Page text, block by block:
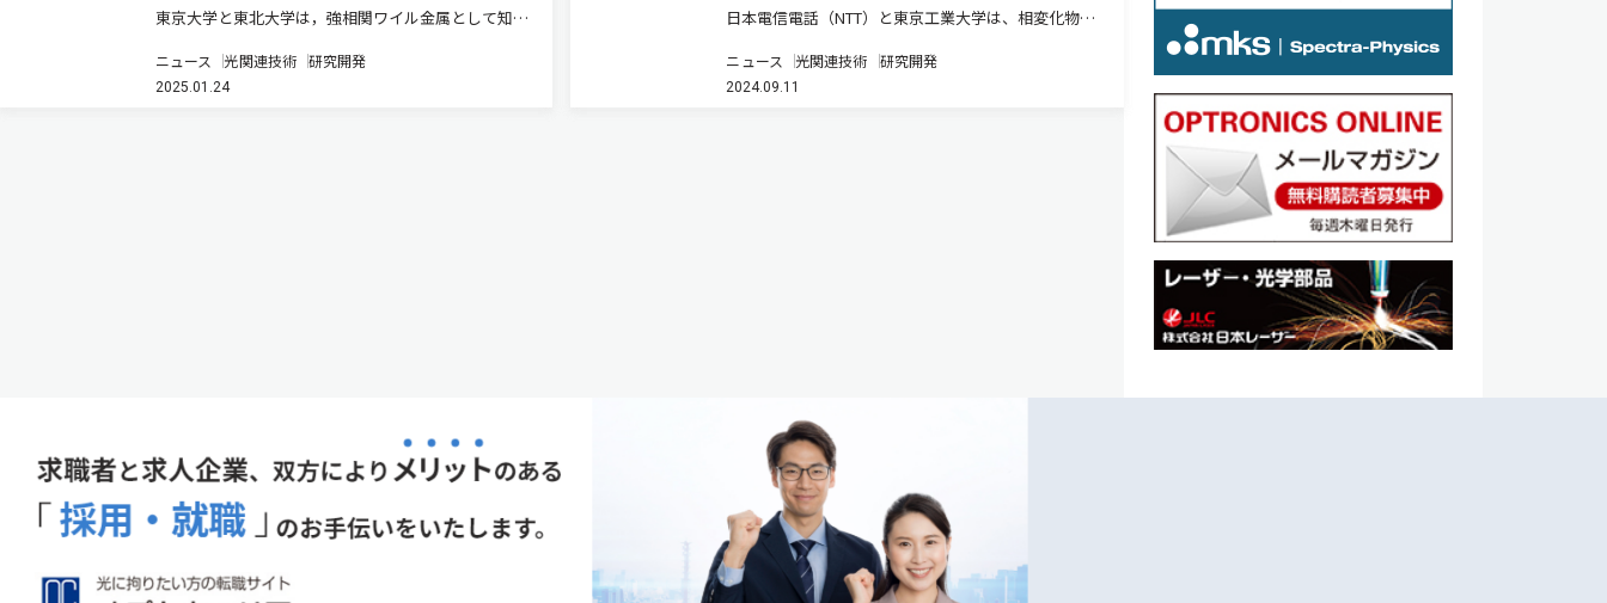
東京大学と東北大学は，強相関ワイル金属として知ら
態を作ることで，平衡状態とは質的に異なる伝導特性
が現れることを発見した（ニュースリリース）。 マン
ニュース 光関連技術 研究開発
2025.01.24
日本電信電話（NTT）と東京工業大学は、相変化物質
り、物質の相転移によって世界で初めて光のトポロジ
カル相転移を引き起こすことに成功した（ニュースリ
ニュース 光関連技術 研究開発
2024.09.11